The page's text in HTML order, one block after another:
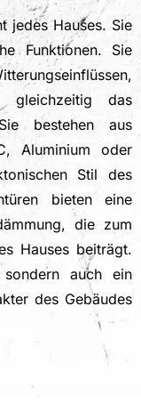
jedes Hauses. Sie
Funktionen. Sie
das
bestehen aus
Aluminium oder
Stil des
bieten eine
die zum
Hauses beiträgt.
auch ein
des Gebäudes